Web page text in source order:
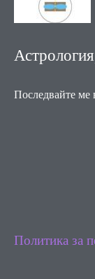
Последвайте ме
Политика за